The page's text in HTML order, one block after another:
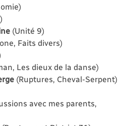
(Unité 9)
Faits divers)
Les dieux de la danse)
(Ruptures, Cheval-Serpent)
avec mes parents,